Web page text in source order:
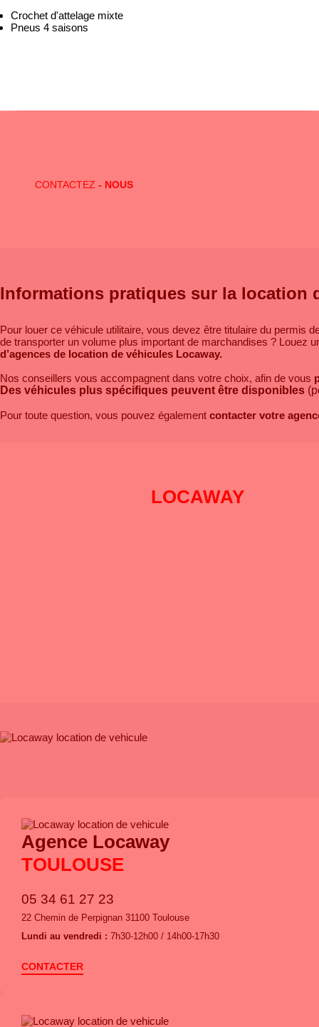
Crochet d'attelage mixte
Pneus 4 saisons
Locaway met en place des offres de location adaptées à vos
CONTACTEZ - NOUS
Informations pratiques sur la location
Pour louer ce véhicule utilitaire, vous devez être titulaire du permis
de transporter un volume plus important de marchandises ? Louez
d’agences de location de véhicules Locaway.
Nos conseillers vous accompagnent dans votre choix, afin de vous
Des véhicules plus spécifiques peuvent être disponibles
Pour toute question, vous pouvez également contacter votre
LOCAWAY
Agence Locaway
TOULOUSE
05 34 61 27 23
22 Chemin de Perpignan 31100 Toulouse
Lundi au vendredi : 7h30-12h00 / 14h00-17h30
CONTACTER